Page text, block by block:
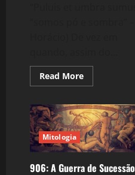
Read MoreRead
more
–
A
Beleza
e
a
Brevidade
Vida
Mitologia
906: A Guerra de Sucessão